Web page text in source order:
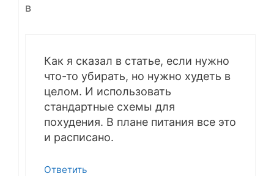
в
Как я сказал в статье, если нужно
что-то убирать, но нужно худеть в
целом. И использовать
стандартные схемы для
похудения. В плане питания все это
и расписано.
Ответить